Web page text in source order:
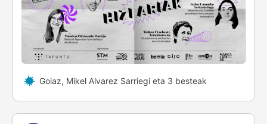
Goiaz, Mikel Alvarez Sarriegi eta 3 besteak